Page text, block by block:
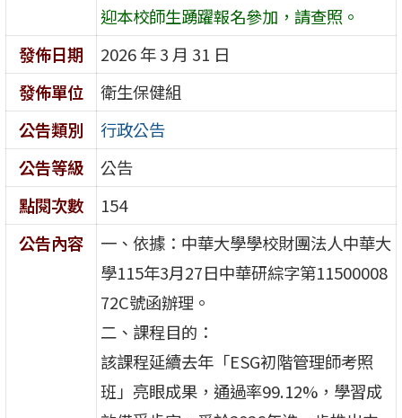
迎本校師生踴躍報名參加，請查照。
發佈日期
2026 年 3 月 31 日
發佈單位
衛生保健組
公告類別
行政公告
公告等級
公告
點閱次數
154
公告內容
一、依據：中華大學學校財團法人中華大
學115年3月27日中華研綜字第11500008
72C號函辦理。
二、課程目的：
該課程延續去年「ESG初階管理師考照
班」亮眼成果，通過率99.12%，學習成